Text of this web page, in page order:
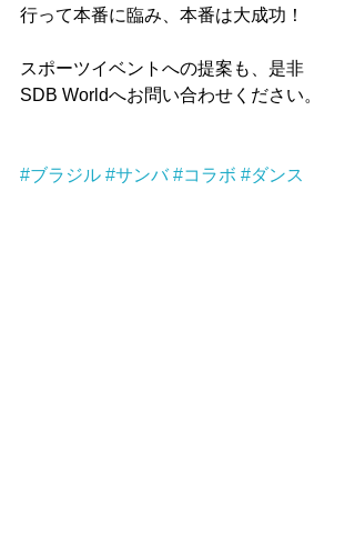
行って本番に臨み、本番は大成功！
スポーツイベントへの提案も、是非
SDB Worldへお問い合わせください。
#ブラジル #サンバ #コラボ #ダンス